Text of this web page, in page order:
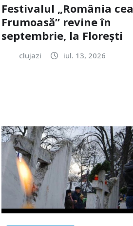
Festivalul „România cea
Frumoasă” revine în
septembrie, la Florești
clujazi iul. 13, 2026